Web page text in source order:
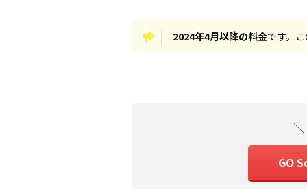
2024年4月以降の料金です。
＼
GO